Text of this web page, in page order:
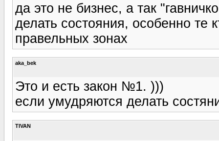
да это не бизнес, а так
делать состояния, особенно те
правельных зонах
aka_bek
Это и есть закон №1. )))
если умудряются делать
TIVAN